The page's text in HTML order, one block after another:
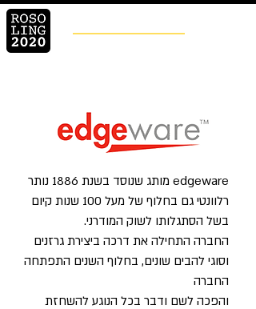
edgeware מותג שנוסד בשנת 1886 נותר
רלוונטי גם בחלוף של מעל 100 שנות קיום
בשל הסתגלותו לשוק המודרני.
החברה התחילה את דרכה ביצירת גרזנים
וסוגי להבים שונים, בחלוף השנים התפתחה
החברה
והפכה לשם ודבר בכל הנוגע להשחזת